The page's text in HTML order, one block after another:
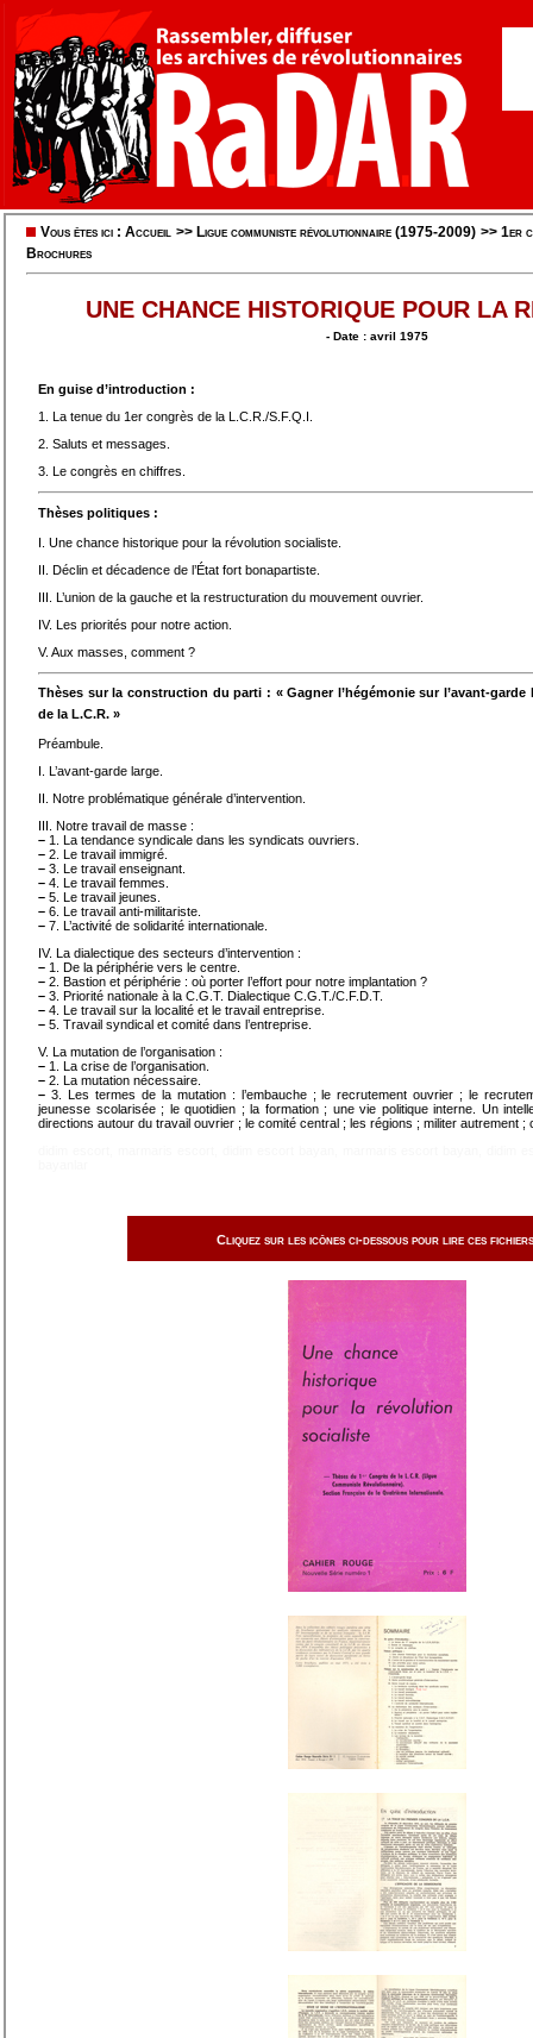
Vous êtes ici : Accueil >> Ligue communiste révolutionnaire (1975-2009) >> 1er
Brochures
UNE CHANCE HISTORIQUE POUR LA
- Date : avril 1975
En guise d’introduction :
1. La tenue du 1er congrès de la L.C.R./S.F.Q.I.
2. Saluts et messages.
3. Le congrès en chiffres.
Thèses politiques :
I. Une chance historique pour la révolution socialiste.
II. Déclin et décadence de l’État fort bonapartiste.
III. L’union de la gauche et la restructuration du mouvement ouvrier.
IV. Les priorités pour notre action.
V. Aux masses, comment ?
Thèses sur la construction du parti : « Gagner l’hégémonie sur l’avant-
de la L.C.R. »
Préambule.
I. L’avant-garde large.
II. Notre problématique générale d’intervention.
III. Notre travail de masse :
– 1. La tendance syndicale dans les syndicats ouvriers.
– 2. Le travail immigré.
– 3. Le travail enseignant.
– 4. Le travail femmes.
– 5. Le travail jeunes.
– 6. Le travail anti-militariste.
– 7. L’activité de solidarité internationale.
IV. La dialectique des secteurs d’intervention :
– 1. De la périphérie vers le centre.
– 2. Bastion et périphérie : où porter l’effort pour notre implantation ?
– 3. Priorité nationale à la C.G.T. Dialectique C.G.T./C.F.D.T.
– 4. Le travail sur la localité et le travail entreprise.
– 5. Travail syndical et comité dans l’entreprise.
V. La mutation de l’organisation :
– 1. La crise de l’organisation.
– 2. La mutation nécessaire.
– 3. Les termes de la mutation : l’embauche ; le recrutement ouvrier ; le
jeunesse scolarisée ; le quotidien ; la formation ; une vie politique interne. Un
directions autour du travail ouvrier ; le comité central ; les régions ; militer autrement ;
Cliquez sur les icônes ci-dessous pour lire ces